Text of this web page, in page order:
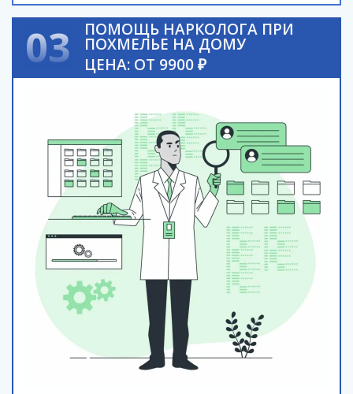
03 ПОМОЩЬ НАРКОЛОГА ПРИ
ПОХМЕЛЬЕ НА ДОМУ
ЦЕНА: ОТ 9900 ₽